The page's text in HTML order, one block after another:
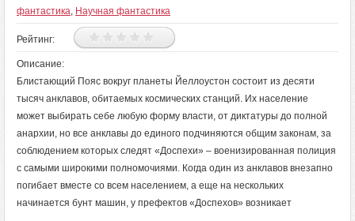
фантастика, Научная фантастика
Рейтинг:
Описание:
Блистающий Пояс вокруг планеты Йеллоустон состоит из десяти
тысяч анклавов, обитаемых космических станций. Их население
может выбирать себе любую форму власти, от диктатуры до полной
анархии, но все анклавы до единого подчиняются общим законам, за
соблюдением которых следят «Доспехи» – военизированная полиция
с самыми широкими полномочиями. Когда один из анклавов внезапно
погибает вместе со всем населением, а еще на нескольких
начинается бунт машин, у префектов «Доспехов» возникает